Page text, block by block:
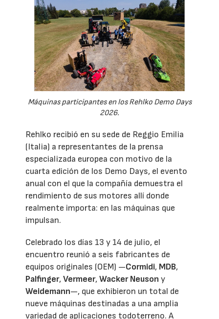
Máquinas participantes en los Rehlko Demo Days
2026.
Rehlko recibió en su sede de Reggio Emilia
(Italia) a representantes de la prensa
especializada europea con motivo de la
cuarta edición de los Demo Days, el evento
anual con el que la compañía demuestra el
rendimiento de sus motores allí donde
realmente importa: en las máquinas que
impulsan.
Celebrado los días 13 y 14 de julio, el
encuentro reunió a seis fabricantes de
equipos originales (OEM) —Cormidi, MDB,
Palfinger,Vermeer,Wacker Neuson y
Weidemann—, que exhibieron un total de
nueve máquinas destinadas a una amplia
variedad de aplicaciones todoterreno. A